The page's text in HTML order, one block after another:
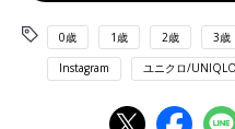
0歳 1歳 2歳 3歳
Instagram ユニクロ/UNIQLO